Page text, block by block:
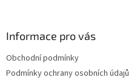
Informace pro vás
Obchodní podmínky
Podmínky ochrany osobních údajů